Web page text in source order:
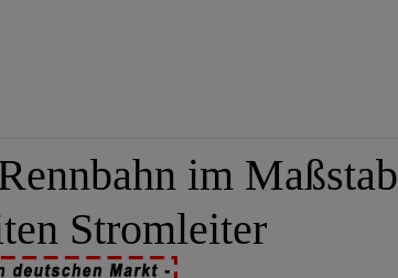
im Maßstab
Stromleiter